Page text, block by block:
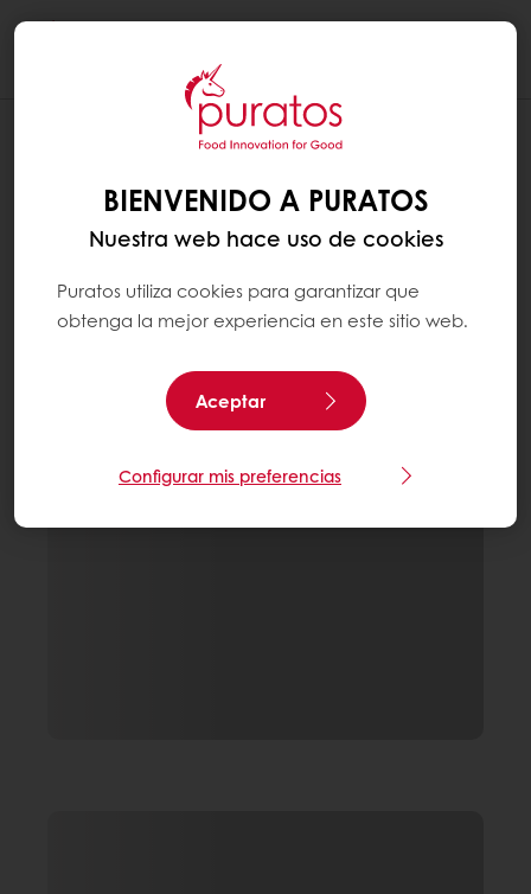
BIENVENIDO A PURATOS
Nuestra web hace uso de cookies
Puratos utiliza cookies para garantizar que
obtenga la mejor experiencia en este sitio web.
Aceptar
Configurar mis preferencias